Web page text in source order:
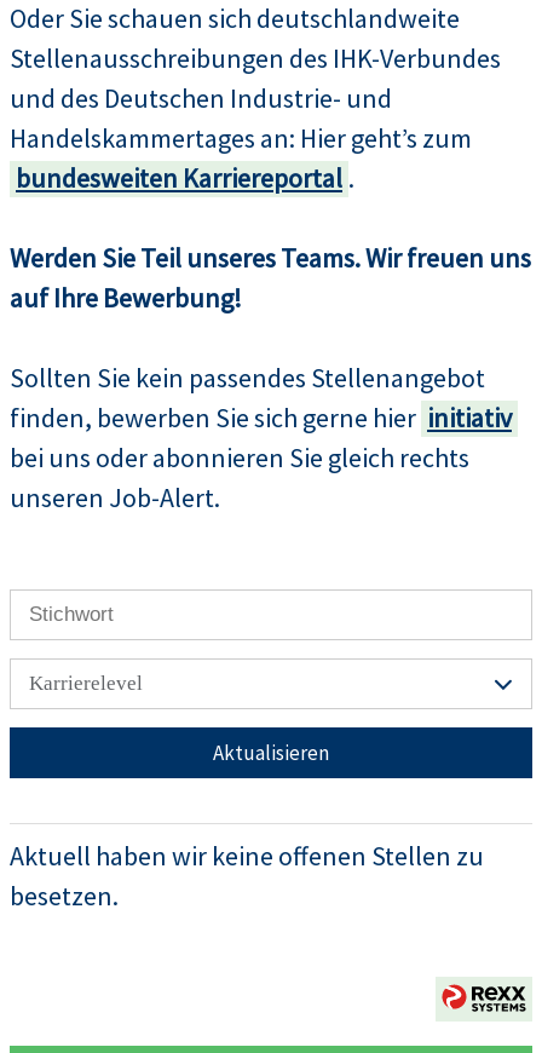
Oder Sie schauen sich deutschlandweite
Stellenausschreibungen des IHK-Verbundes
und des Deutschen Industrie- und
Handelskammertages an: Hier geht’s zum
bundesweiten Karriereportal .
Werden Sie Teil unseres Teams. Wir freuen uns
auf Ihre Bewerbung!
Sollten Sie kein passendes Stellenangebot
finden, bewerben Sie sich gerne hier initiativ
bei uns oder abonnieren Sie gleich rechts
unseren Job-Alert.
Karrierelevel
Aktualisieren
Aktuell haben wir keine offenen Stellen zu
besetzen.